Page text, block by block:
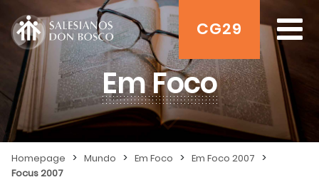
CG29
Em Foco
Homepage > Mundo > Em Foco > Em Foco 2007 >
Focus 2007